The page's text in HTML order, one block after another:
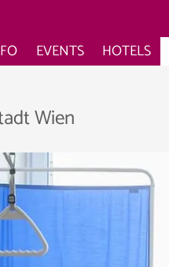
EVENTS HOTELS
Wien